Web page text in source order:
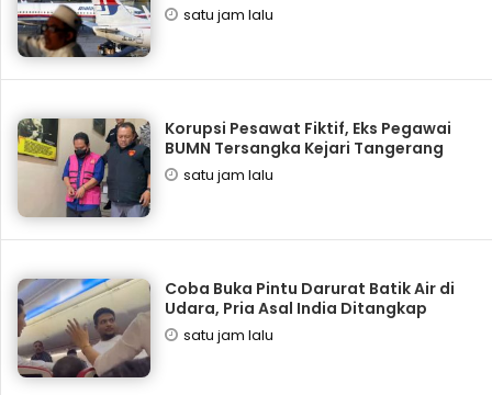
satu jam lalu
Korupsi Pesawat Fiktif, Eks Pegawai
BUMN Tersangka Kejari Tangerang
satu jam lalu
Coba Buka Pintu Darurat Batik Air di
Udara, Pria Asal India Ditangkap
satu jam lalu